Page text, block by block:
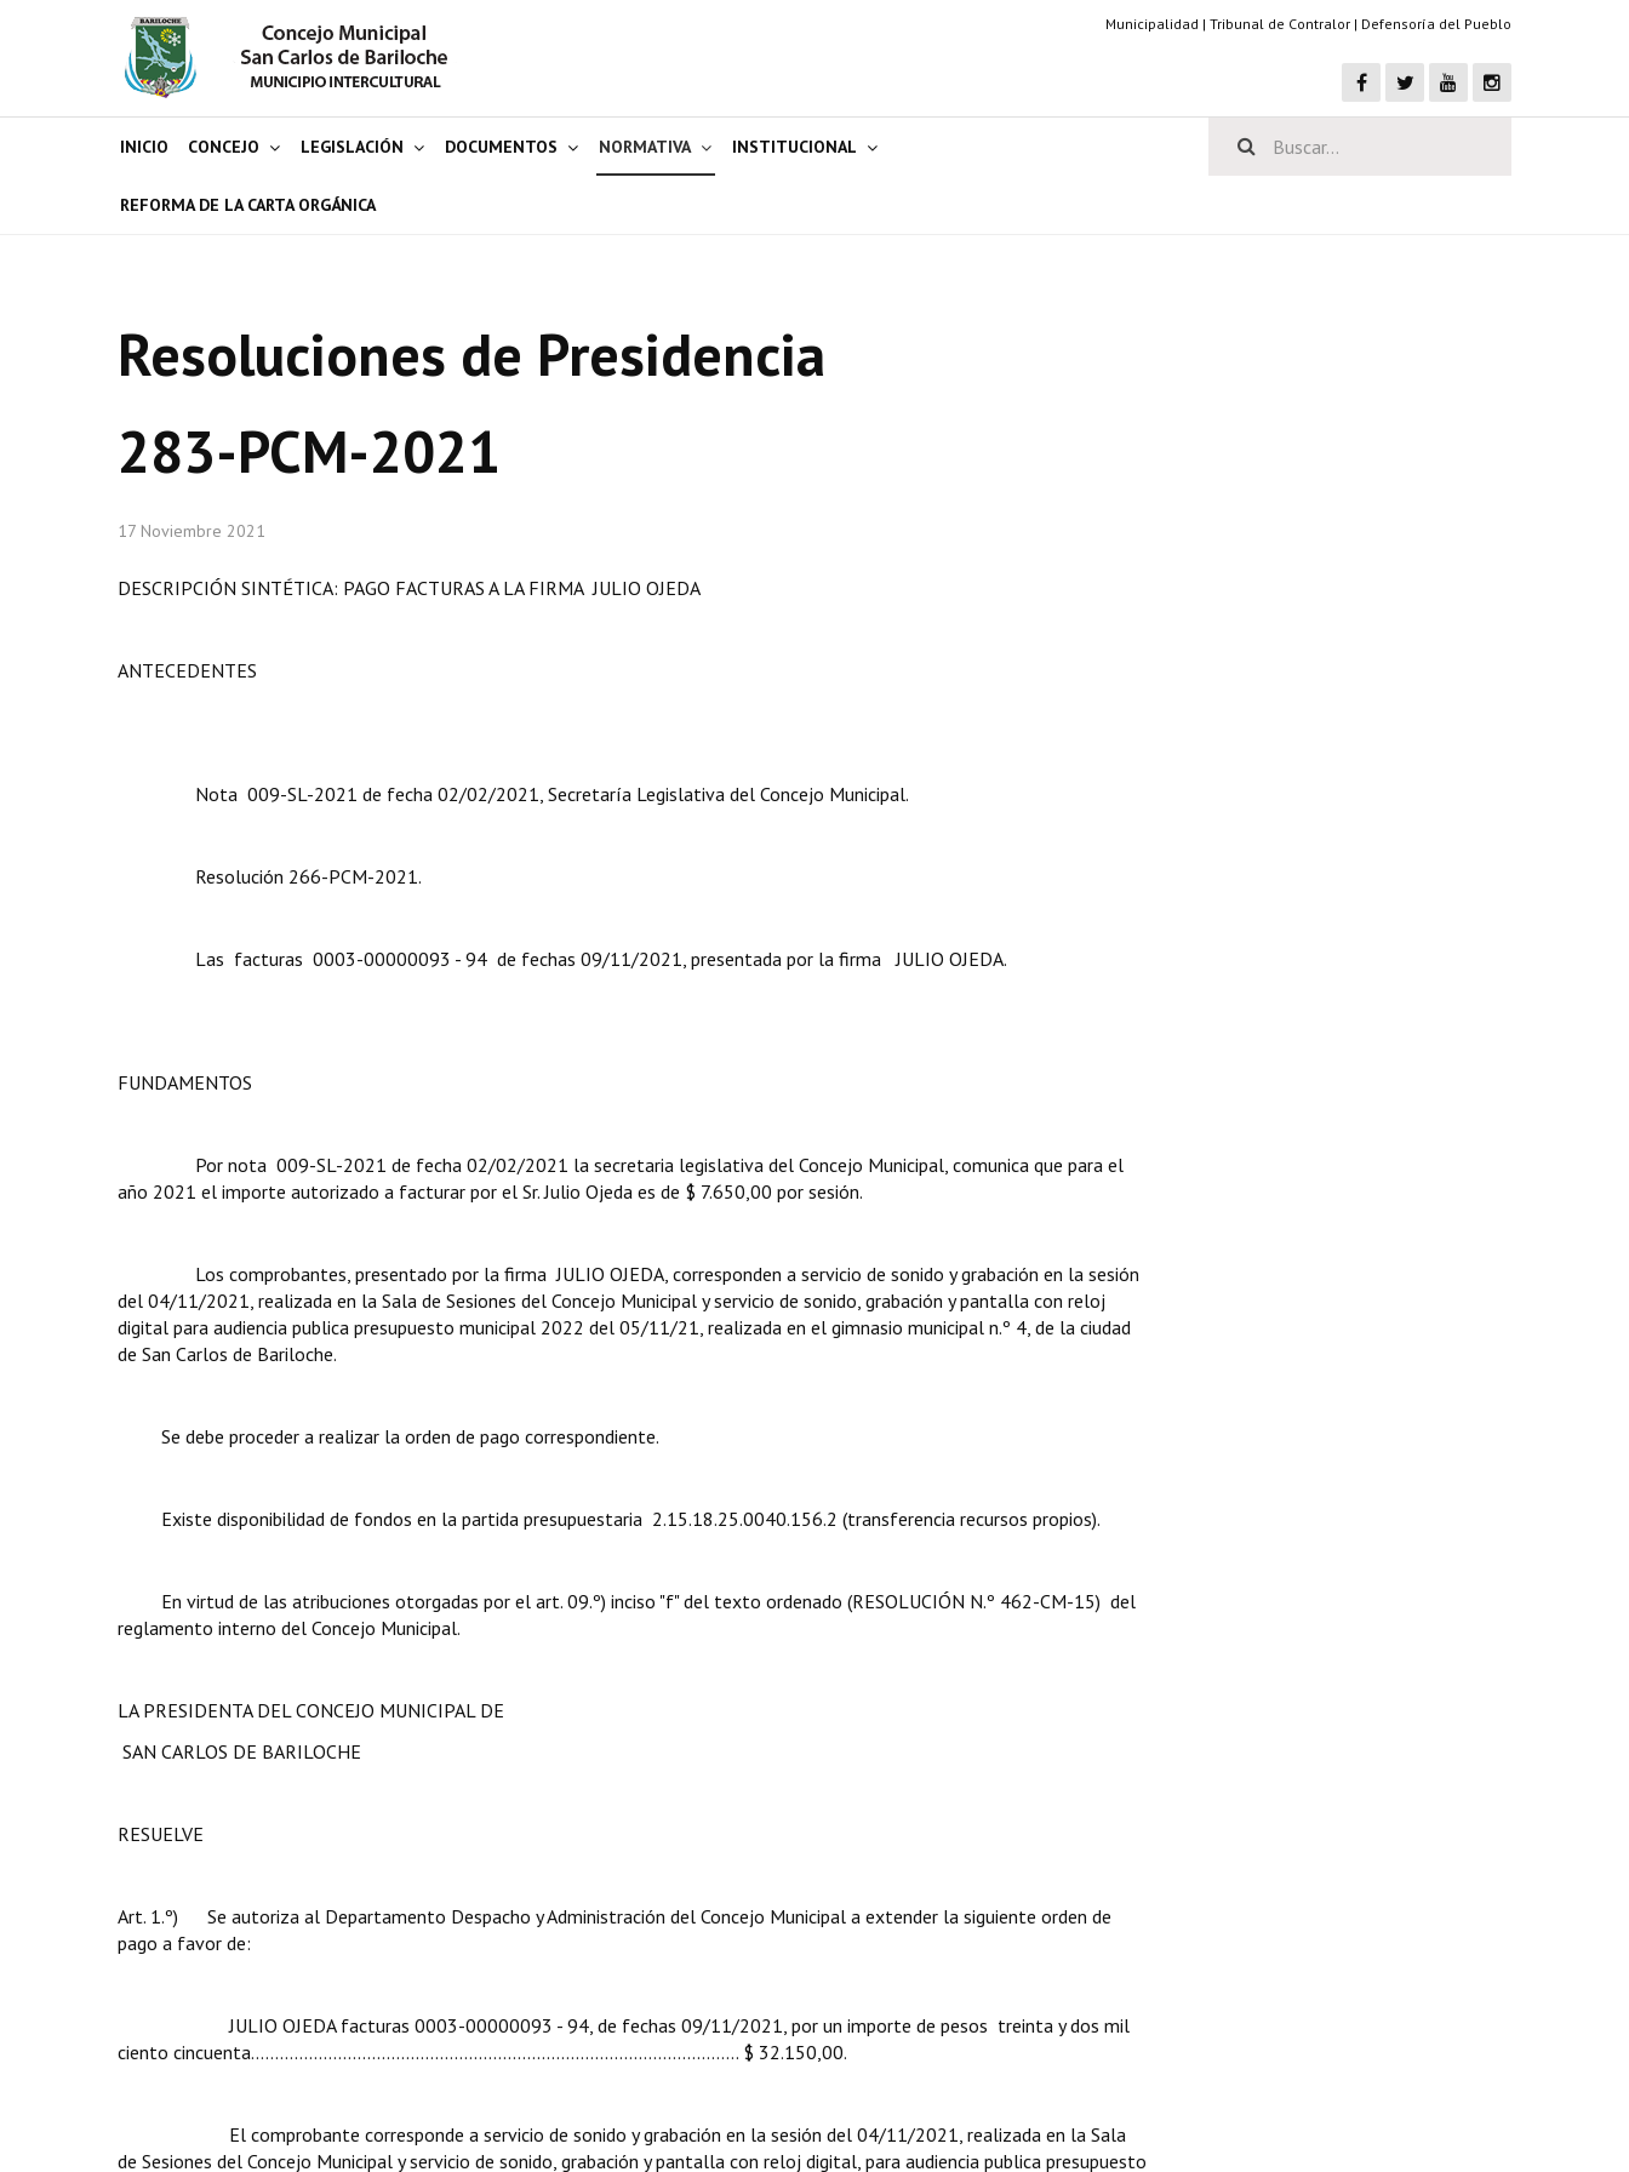
Municipalidad | Tribunal de Contralor | Defensoría del Pueblo
INICIO CONCEJO LEGISLACIÓN DOCUMENTOS NORMATIVA INSTITUCIONAL
REFORMA DE LA CARTA ORGÁNICA
Resoluciones de Presidencia
283-PCM-2021
17 Noviembre 2021
DESCRIPCIÓN SINTÉTICA: PAGO FACTURAS A LA FIRMA JULIO OJEDA
ANTECEDENTES
Nota 009-SL-2021 de fecha 02/02/2021, Secretaría Legislativa del Concejo Municipal.
Resolución 266-PCM-2021.
Las facturas 0003-00000093 - 94 de fechas 09/11/2021, presentada por la firma JULIO OJEDA.
FUNDAMENTOS
Por nota 009-SL-2021 de fecha 02/02/2021 la secretaria legislativa del Concejo Municipal, comunica que para el
año 2021 el importe autorizado a facturar por el Sr. Julio Ojeda es de $ 7.650,00 por sesión.
Los comprobantes, presentado por la firma JULIO OJEDA, corresponden a servicio de sonido y grabación en la sesión
del 04/11/2021, realizada en la Sala de Sesiones del Concejo Municipal y servicio de sonido, grabación y pantalla con reloj
digital para audiencia publica presupuesto municipal 2022 del 05/11/21, realizada en el gimnasio municipal n.º 4, de la ciudad
de San Carlos de Bariloche.
Se debe proceder a realizar la orden de pago correspondiente.
Existe disponibilidad de fondos en la partida presupuestaria 2.15.18.25.0040.156.2 (transferencia recursos propios).
En virtud de las atribuciones otorgadas por el art. 09.º) inciso "f" del texto ordenado (RESOLUCIÓN N.º 462-CM-15) del
reglamento interno del Concejo Municipal.
LA PRESIDENTA DEL CONCEJO MUNICIPAL DE
SAN CARLOS DE BARILOCHE
RESUELVE
Art. 1.º) Se autoriza al Departamento Despacho y Administración del Concejo Municipal a extender la siguiente orden de
pago a favor de:
JULIO OJEDA facturas 0003-00000093 - 94, de fechas 09/11/2021, por un importe de pesos treinta y dos mil
ciento cincuenta...……………......…............……...................................………………... $ 32.150,00.
El comprobante corresponde a servicio de sonido y grabación en la sesión del 04/11/2021, realizada en la Sala
de Sesiones del Concejo Municipal y servicio de sonido, grabación y pantalla con reloj digital, para audiencia publica presupuesto